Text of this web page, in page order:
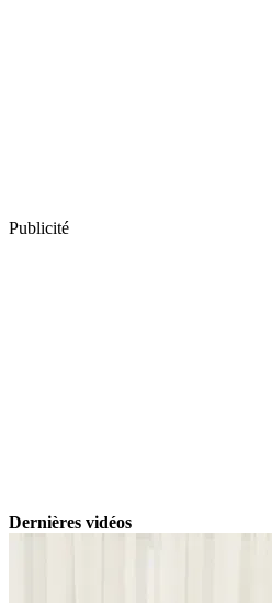
Publicité
Dernières vidéos